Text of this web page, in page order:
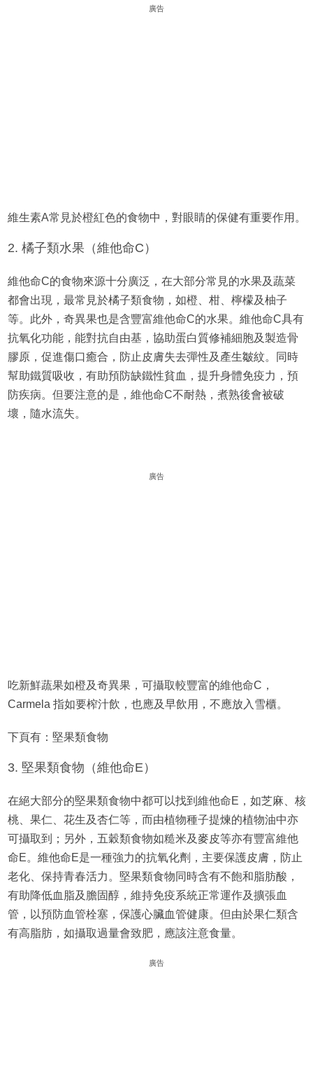
廣告
維生素A常見於橙紅色的食物中，對眼睛的保健有重要作用。
2. 橘子類水果（維他命C）
維他命C的食物來源十分廣泛，在大部分常見的水果及蔬菜
都會出現，最常見於橘子類食物，如橙、柑、檸檬及柚子
等。此外，奇異果也是含豐富維他命C的水果。維他命C具有
抗氧化功能，能對抗自由基，協助蛋白質修補細胞及製造骨
膠原，促進傷口癒合，防止皮膚失去彈性及產生皺紋。同時
幫助鐵質吸收，有助預防缺鐵性貧血，提升身體免疫力，預
防疾病。但要注意的是，維他命C不耐熱，煮熟後會被破
壞，隨水流失。
廣告
吃新鮮蔬果如橙及奇異果，可攝取較豐富的維他命C，
Carmela 指如要榨汁飲，也應及早飲用，不應放入雪櫃。
下頁有：堅果類食物
3. 堅果類食物（維他命E）
在絕大部分的堅果類食物中都可以找到維他命E，如芝麻、核
桃、果仁、花生及杏仁等，而由植物種子提煉的植物油中亦
可攝取到；另外，五穀類食物如糙米及麥皮等亦有豐富維他
命E。維他命E是一種強力的抗氧化劑，主要保護皮膚，防止
老化、保持青春活力。堅果類食物同時含有不飽和脂肪酸，
有助降低血脂及膽固醇，維持免疫系統正常運作及擴張血
管，以預防血管栓塞，保護心臟血管健康。但由於果仁類含
有高脂肪，如攝取過量會致肥，應該注意食量。
廣告